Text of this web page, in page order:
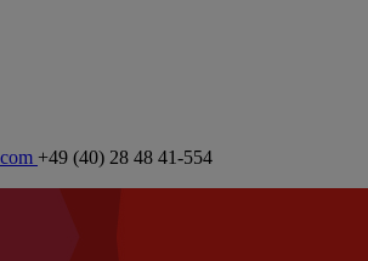
+49 (40) 28 48 41-554